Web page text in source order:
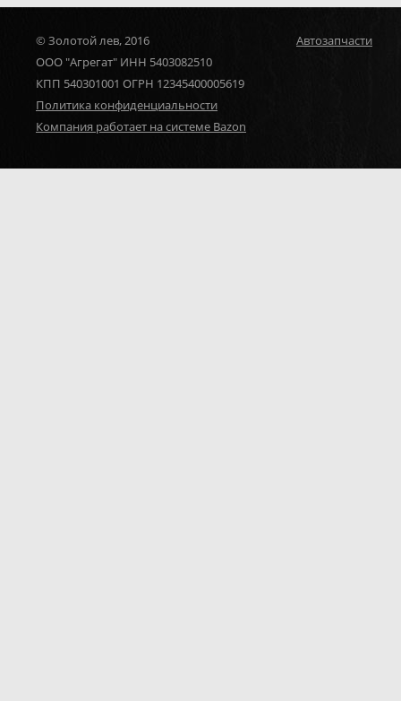
© Золотой лев, 2016
ООО "Агрегат" ИНН 5403082510
КПП 540301001 ОГРН 12345400005619
Политика конфиденциальности
Компания работает на системе Bazon
Автозапчасти